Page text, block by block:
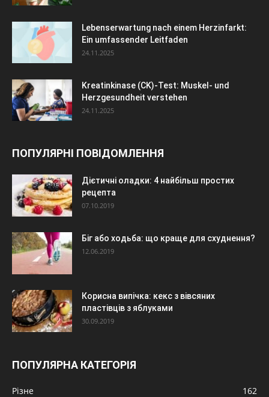
Lebenserwartung nach einem Herzinfarkt:
Ein umfassender Leitfaden
24.11.2025
Kreatinkinase (CK)-Test: Muskel- und
Herzgesundheit verstehen
24.11.2025
ПОПУЛЯРНІ ПОВІДОМЛЕННЯ
Дієтичні оладки: 4 найбільш простих
рецепта
07.10.2019
Біг або ходьба: що краще для схуднення?
12.06.2019
Корисна випічка: кекс з вівсяних
пластівців з яблуками
30.09.2019
ПОПУЛЯРНА КАТЕГОРІЯ
Різне
162